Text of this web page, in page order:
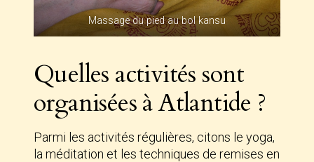
Massage du pied au bol kansu
Quelles activités sont
organisées à Atlantide ?
Parmi les activités régulières, citons le yoga,
la méditation et les techniques de remises en